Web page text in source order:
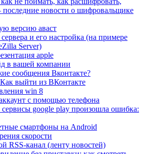
последние новости о шифровальщике
версию аваст
и его настройка (на примере
Server)
apple
в вашей компании
сообщения Вконтакте?
выйти из ВКонтакте
win 8
с помощью телефона
google play произошла ошибка:
смартфоны на Android
скорости
RSS-канал (ленту новостей)